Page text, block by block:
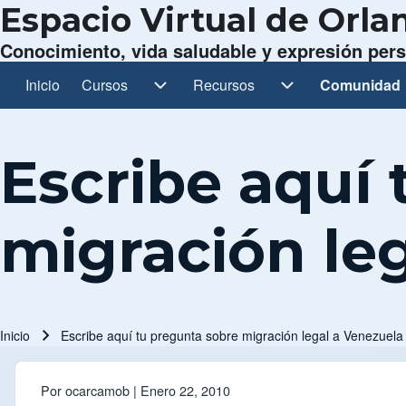
Espacio Virtual de
Conocimiento, vida saludable y expresión
Navegación principal
Inicio Cursos
Cursos sub-navegación
Recursos
Recursos sub-navegaciónComunidad
Comunidad
Escribe aquí
migración
Ruta de navegación
Inicio Escribe aquí tu pregunta sobre migración legal a Venezuela
Porocarcamob | Enero 22, 2010